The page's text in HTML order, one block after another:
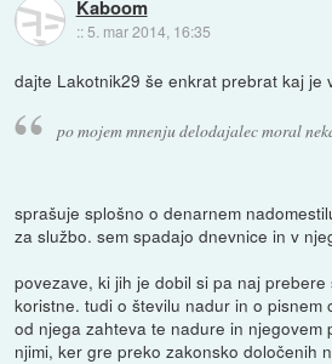
Kaboom
:: 5. mar 2014, 16:35
dajte Lakotnik29 še enkrat prebrat kaj je
po mojem mnenju delodajalec moral
sprašuje splošno o denarnem
za službo. sem spadajo dnevnice in v
povezave, ki jih je dobil si pa naj prebere
koristne. tudi o številu nadur in o pisnem
od njega zahteva te nadure in njegovem
njimi, ker gre preko zakonsko določenih